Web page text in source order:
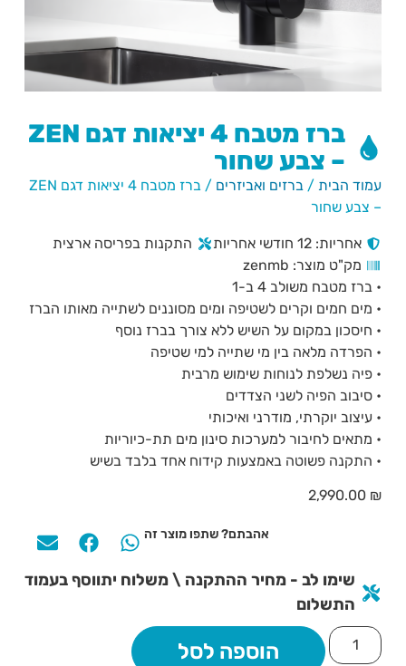
ברז מטבח 4 יציאות דגם ZEN
– צבע שחור
עמוד הבית / ברזים ואביזרים
/ ברז מטבח 4 יציאות דגם ZEN
– צבע שחור
אחריות: 12 חודשי אחריות
התקנות בפריסה ארצית
מק"ט מוצר: zenmb
• ברז מטבח משולב 4 ב-1
• מים חמים וקרים לשטיפה ומים מסוננים לשתייה מאותו הברז
• חיסכון במקום על השיש ללא צורך בברז נוסף
• הפרדה מלאה בין מי שתייה למי שטיפה
• פיה נשלפת לנוחות שימוש מרבית
• סיבוב הפיה לשני הצדדים
• עיצוב יוקרתי, מודרני ואיכותי
• מתאים לחיבור למערכות סינון מים תת-כיוריות
• התקנה פשוטה באמצעות קידוח אחד בלבד בשיש
2,990.00 ₪
אהבתם? שתפו מוצר זה
שימו לב - מחיר ההתקנה \ משלוח יתווסף בעמוד
התשלום
הוספה לסל